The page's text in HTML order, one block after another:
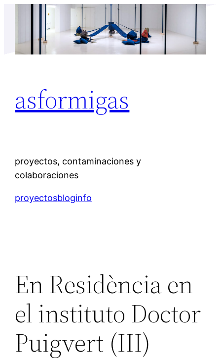
contenido
asformigas
proyectos, contaminaciones y
colaboraciones
proyectosbloginfo
En Residència en
el instituto Doctor
Puigvert (III)